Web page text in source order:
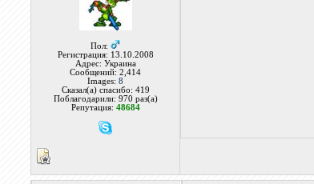
Пол:
Регистрация: 13.10.2008
Адрес: Украина
Сообщений: 2,414
Images:8
Сказал(а) спасибо: 419
Поблагодарили: 970 раз(а)
Репутация: 48684